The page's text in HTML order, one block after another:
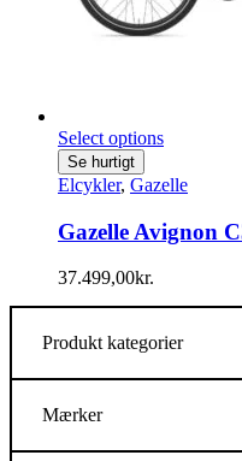
Select options
Se hurtigt
Elcykler, Gazelle
Gazelle Avignon
37.499,00kr.
Produkt kategorier
Mærker